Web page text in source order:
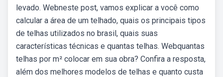
levado. Webneste post, vamos explicar a você como
calcular a área de um telhado, quais os principais tipos
de telhas utilizados no brasil, quais suas
características técnicas e quantas telhas. Webquantas
telhas por m² colocar em sua obra? Confira a resposta,
além dos melhores modelos de telhas e quanto custa